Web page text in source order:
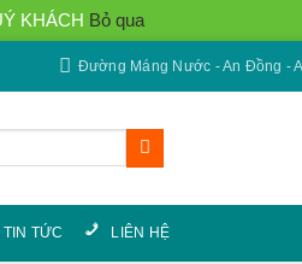
KHÁCH Bỏ qua
Đường Máng Nước - An Đồng -
TIN TỨC LIÊN HỆ